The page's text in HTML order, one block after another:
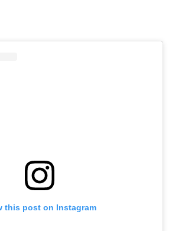
this post on Instagram